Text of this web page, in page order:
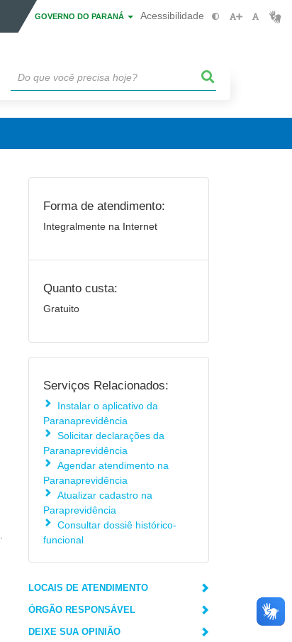
GOVERNO DO PARANÁ Acessibilidade
Forma de atendimento:
Integralmente na Internet
Quanto custa:
Gratuito
Serviços Relacionados:
Instalar o aplicativo da
Paranaprevidência
Solicitar declarações da
Paranaprevidência
Agendar atendimento na
Paranaprevidência
Atualizar cadastro na
Paraprevidência
Consultar dossiê histórico-
funcional
LOCAIS DE ATENDIMENTO
ÓRGÃO RESPONSÁVEL
DEIXE SUA OPINIÃO